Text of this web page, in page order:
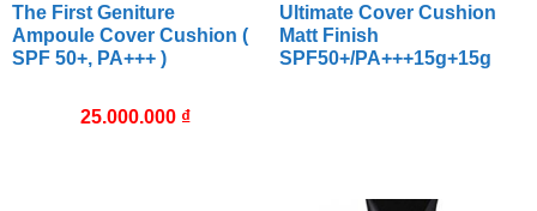
The First Geniture
Ampoule Cover Cushion (
SPF 50+, PA+++ )
25.000.000 ₫
Ultimate Cover Cushion
Matt Finish
SPF50+/PA+++15g+15g